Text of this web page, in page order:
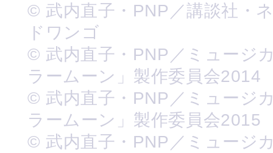
© 武内直子・PNP／講談社・
ドワンゴ
© 武内直子・PNP／ミュージ
ラームーン」製作委員会2014
© 武内直子・PNP／ミュージ
ラームーン」製作委員会2015
© 武内直子・PNP／ミュージ